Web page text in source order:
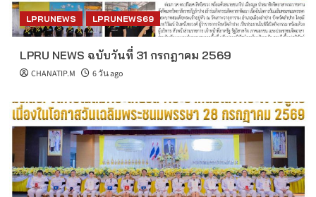
LPRUNEWS LPRUNEWS69
LPRU NEWS ฉบับวันที่ 31 กรกฎาคม 2569
CHANATIP.M 6 วัน ago